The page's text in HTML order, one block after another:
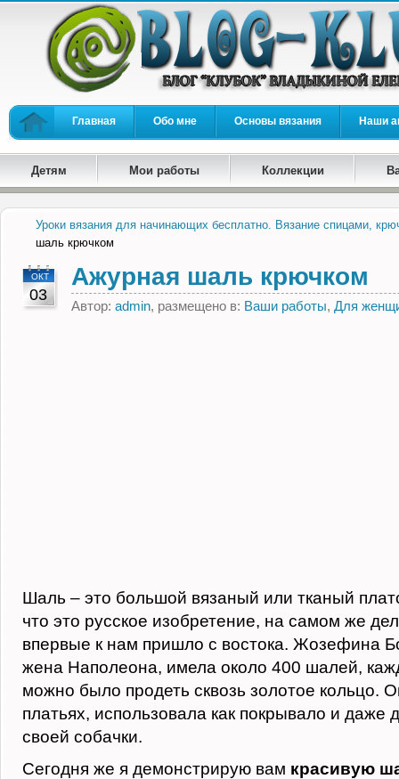
Главная Обо мне Основы вязания Наши
Детям Мои работы Коллекции
Уроки вязания для начинающих бесплатно. Вязание спицами,
шаль крючком
ОКТ
03
Ажурная шаль крючком
Автор: admin, размещено в: Ваши работы, Для
Шаль – это большой вязаный или тканый
что это русское изобретение, на самом же
впервые к нам пришло с востока. Жозефина
жена Наполеона, имела около 400 шалей,
можно было продеть сквозь золотое кольцо.
платьях, использовала как покрывало и даже
своей собачки.
Сегодня же я демонстрирую вам красивую